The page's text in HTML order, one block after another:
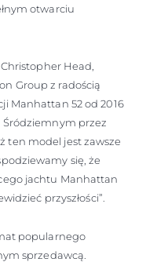
otwarciu
Head,
Group z radością
Manhattan 52 od 2016
Śródziemnym przez
ten model jest zawsze
się, że
jachtu Manhattan
przyszłości”.
popularnego
sprzedawcą.